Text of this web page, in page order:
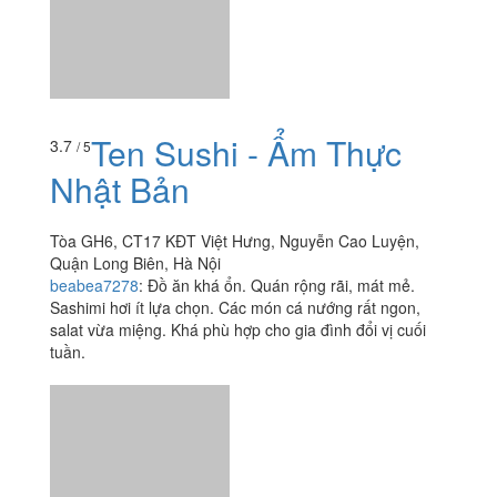
3.7 / 5Ten Sushi - Ẩm Thực
Nhật Bản
Tòa GH6, CT17 KĐT Việt Hưng, Nguyễn Cao Luyện,
Quận Long Biên, Hà Nội
beabea7278: Đồ ăn khá ổn. Quán rộng rãi, mát mẻ.
Sashimi hơi ít lựa chọn. Các món cá nướng rất ngon,
salat vừa miệng. Khá phù hợp cho gia đình đổi vị cuối
tuần.